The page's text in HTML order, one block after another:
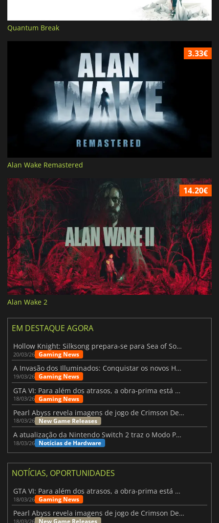
Quantum Break
3.33€
Alan Wake Remastered
14.20€
Alan Wake 2
EM DESTAQUE AGORA
Hollow Knight: Silksong prepara-se para Sea of Sorrow com um patch
20/03/26 Gaming News
A Invasão dos Illuminados: Conquistar os novos Helldivers 2 Atualização!
19/03/26 Gaming News
GTA VI: Para além dos atrasos, a obra-prima está quase a chegar
18/03/26 Gaming News
Pearl Abyss revela imagens de jogo de Crimson Desert para a PS5
18/03/26 New Game Releases
A atualização da Nintendo Switch 2 traz o Modo Portátil aos jogos mais antigos da Switch
18/03/26 Notícias de Hardware
NOTÍCIAS, OPORTUNIDADES
GTA VI: Para além dos atrasos, a obra-prima está quase a chegar
18/03/26 Gaming News
Pearl Abyss revela imagens de jogo de Crimson Desert para a PS5
18/03/26